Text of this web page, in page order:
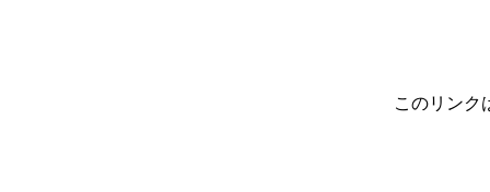
このリンク